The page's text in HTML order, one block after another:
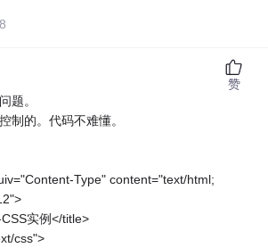
题。
制的。代码不难懂。
Type" content="text/html;
实例</title>
css">
赞